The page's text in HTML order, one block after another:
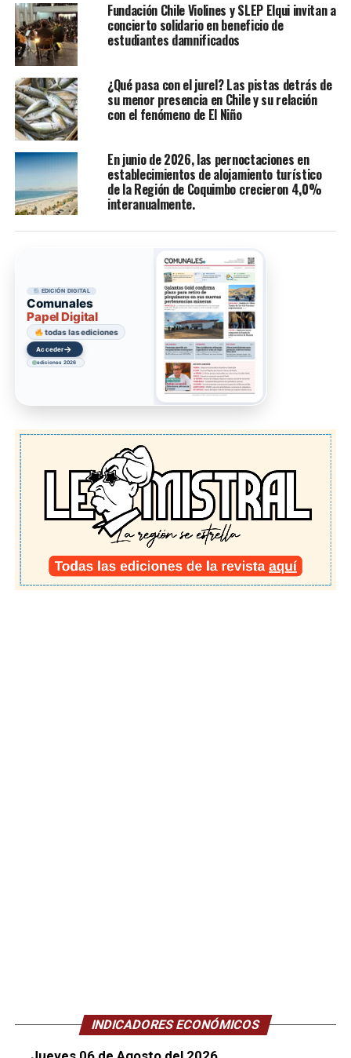
Fundación Chile Violines y SLEP Elqui invitan a
concierto solidario en beneficio de
estudiantes damnificados
¿Qué pasa con el jurel? Las pistas detrás de
su menor presencia en Chile y su relación
con el fenómeno de El Niño
En junio de 2026, las pernoctaciones en
establecimientos de alojamiento turístico
de la Región de Coquimbo crecieron 4,0%
interanualmente.
EDICIÓN DIGITAL
Comunales
Papel Digital
todas las ediciones
Acceder→
ediciones 2026
INDICADORES ECONÓMICOS